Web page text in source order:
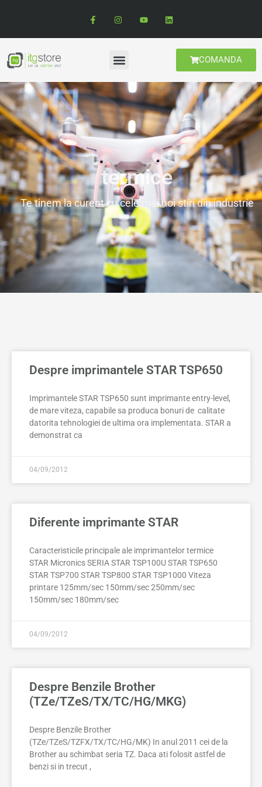
COMANDA
termice
Te tinem la curent cu cele mai noi stiri din industrie
Despre imprimantele STAR TSP650
Imprimantele STAR TSP650 sunt imprimante entry-level,
de mare viteza, capabile sa produca bonuri de calitate
datorita tehnologiei de ultima ora implementata. STAR a
demonstrat ca
04/09/2012
Diferente imprimante STAR
Caracteristicile principale ale imprimantelor termice
STAR Micronics SERIA STAR TSP100U STAR TSP650
STAR TSP700 STAR TSP800 STAR TSP1000 Viteza
printare 125mm/sec 150mm/sec 250mm/sec
150mm/sec 180mm/sec
04/09/2012
Despre Benzile Brother
(TZe/TZeS/TX/TC/HG/MKG)
Despre Benzile Brother
(TZe/TZeS/TZFX/TX/TC/HG/MK) In anul 2011 cei de la
Brother au schimbat seria TZ. Daca ati folosit astfel de
benzi si in trecut ,